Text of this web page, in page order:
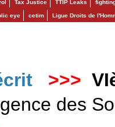
Tax Justice TTIP Leaks
eye cetim Ligue Droits de
>>>
des